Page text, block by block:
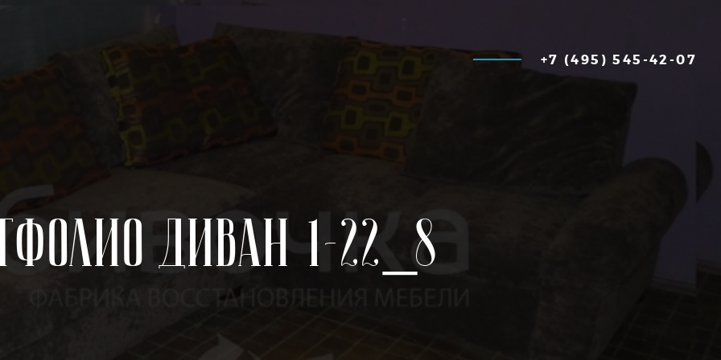
+7 (495) 545-42-07
Диван 1-22_8